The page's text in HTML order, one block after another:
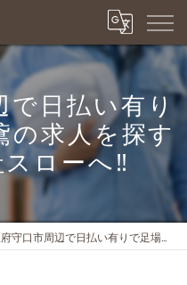
で日払い有り
の求人を探す
ローへ‼︎
市周辺で日払い有りで足場鳶、鉄骨鳶の求人を探すなら株式会社スローへ‼︎